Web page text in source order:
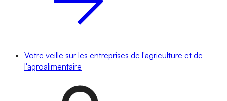
Votre veille sur les entreprises de l'agriculture et de
l'agroalimentaire